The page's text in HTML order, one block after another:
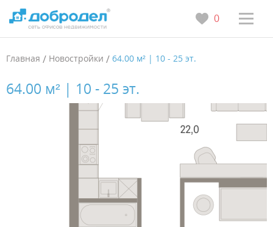
0
Главная / Новостройки / 64.00 м² | 10 - 25 эт.
64.00 м² | 10 - 25 эт.